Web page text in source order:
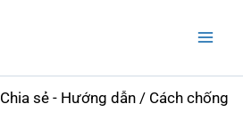
Chia sẻ - Hướng dẫn / Cách chống